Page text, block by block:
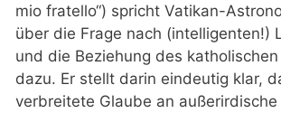
mio fratello“) spricht Vatikan-
über die Frage nach (intelligenten!)
und die Beziehung des
dazu. Er stellt darin eindeutig klar,
verbreitete Glaube an